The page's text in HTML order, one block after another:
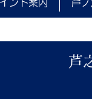
ント案内 芦
芦